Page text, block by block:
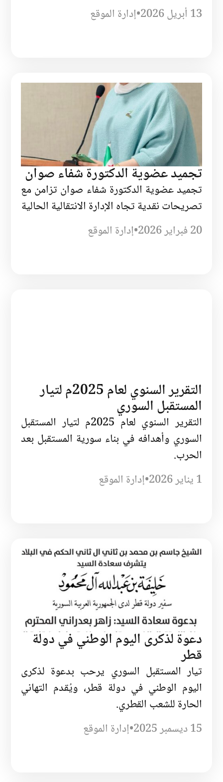
13 أبريل 2026 •إدارة الموقع
تجميد عضوية الدكتورة شفاء صوان
تجميد عضوية الدكتورة شفاء صوان تزامن مع
تصريحات نقدية تجاه الإدارة الانتقالية الحالية
20 فبراير 2026
•إدارة الموقع
التقرير السنوي لعام 2025م لتيار
المستقبل السوري
التقرير السنوي لعام 2025م لتيار المستقبل
السوري وأهدافه في بناء سورية المستقبل بعد
الحرب.
1 يناير 2026
•إدارة الموقع
دعوة لذكرى اليوم الوطني في دولة
قطر
تيار المستقبل السوري يرحب بدعوة لذكرى
اليوم الوطني في دولة قطر، ويُقدم التهاني
الحارة للشعب القطري.
15 ديسمبر 2025
•إدارة الموقع